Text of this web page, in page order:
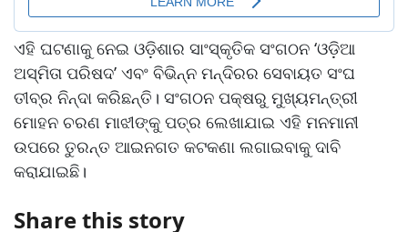
ଏହି ଘଟଣାକୁ ନେଇ ଓଡ଼ିଶାର ସାଂସ୍କୃତିକ ସଂଗଠନ ‘ଓଡ଼ିଆ
ଅସ୍ମିତା ପରିଷଦ’ ଏବଂ ବିଭିନ୍ନ ମନ୍ଦିରର ସେବାୟତ ସଂଘ
ତୀବ୍ର ନିନ୍ଦା କରିଛନ୍ତି। ସଂଗଠନ ପକ୍ଷରୁ ମୁଖ୍ୟମନ୍ତ୍ରୀ
ମୋହନ ଚରଣ ମାଝୀଙ୍କୁ ପତ୍ର ଲେଖାଯାଇ ଏହି ମନମାନୀ
ଉପରେ ତୁରନ୍ତ ଆଇନଗତ କଟକଣା ଲଗାଇବାକୁ ଦାବି
କରାଯାଇଛି।
Share this story